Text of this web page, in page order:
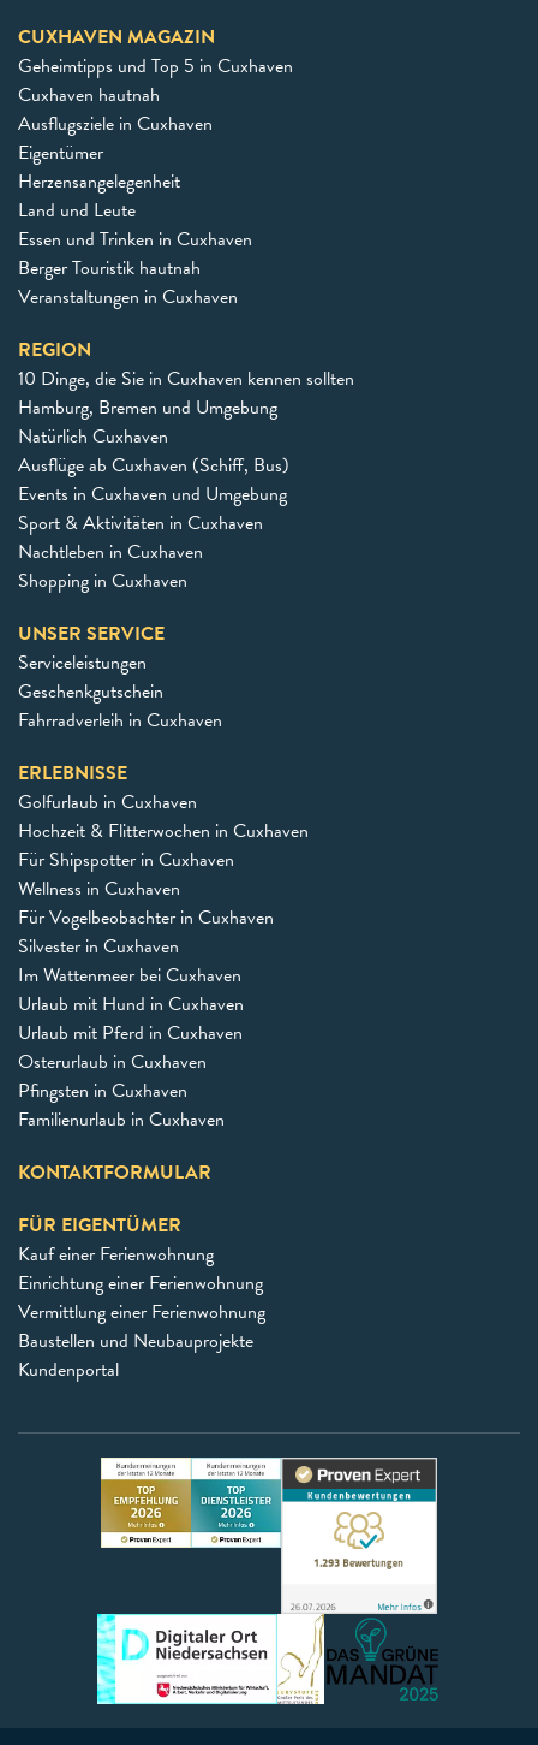
CUXHAVEN MAGAZIN
Geheimtipps und Top 5 in Cuxhaven
Cuxhaven hautnah
Ausflugsziele in Cuxhaven
Eigentümer
Herzensangelegenheit
Land und Leute
Essen und Trinken in Cuxhaven
Berger Touristik hautnah
Veranstaltungen in Cuxhaven
REGION
10 Dinge, die Sie in Cuxhaven kennen sollten
Hamburg, Bremen und Umgebung
Natürlich Cuxhaven
Ausflüge ab Cuxhaven (Schiff, Bus)
Events in Cuxhaven und Umgebung
Sport & Aktivitäten in Cuxhaven
Nachtleben in Cuxhaven
Shopping in Cuxhaven
UNSER SERVICE
Serviceleistungen
Geschenkgutschein
Fahrradverleih in Cuxhaven
ERLEBNISSE
Golfurlaub in Cuxhaven
Hochzeit & Flitterwochen in Cuxhaven
Für Shipspotter in Cuxhaven
Wellness in Cuxhaven
Für Vogelbeobachter in Cuxhaven
Silvester in Cuxhaven
Im Wattenmeer bei Cuxhaven
Urlaub mit Hund in Cuxhaven
Urlaub mit Pferd in Cuxhaven
Osterurlaub in Cuxhaven
Pfingsten in Cuxhaven
Familienurlaub in Cuxhaven
KONTAKTFORMULAR
FÜR EIGENTÜMER
Kauf einer Ferienwohnung
Einrichtung einer Ferienwohnung
Vermittlung einer Ferienwohnung
Baustellen und Neubauprojekte
Kundenportal